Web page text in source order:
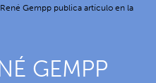
Gempp publica artículo en la
GEMPP